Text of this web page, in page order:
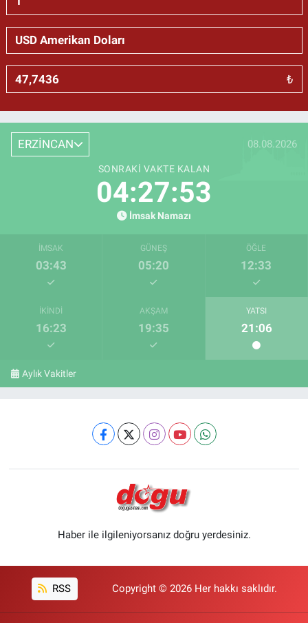
₺
ERZİNCAN 08.08.2026
SONRAKI VAKTE KALAN
04:27:53
İmsak Namazı
İMSAK
03:43
GÜNEŞ
05:20
ÖĞLE
12:33
İKINDI
16:23
AKŞAM
19:35
YATSI
21:06
Aylık Vakitler
Haber ile ilgileniyorsanız doğru yerdesiniz.
RSS Copyright © 2026 Her hakkı saklıdır.